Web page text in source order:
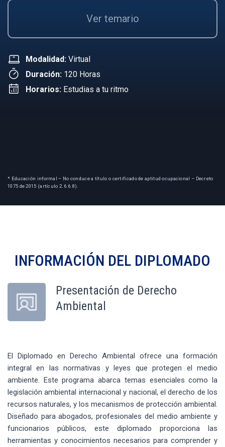
Ver temario
Modalidad: Virtual
Duración: 120 Horas
Horarios: Estudias a tu ritmo
* Educación informal – No conduce a título o certificado de aptitud ocupacional – Decreto
1075 de 2015 (artículo 2.6.6.8).
INFORMACIÓN DEL DIPLOMADO
Presentación de Derecho
Ambiental
El Diplomado en Derecho Ambiental ofrece una formación
integral en las normativas y leyes que protegen el medio
ambiente. Este programa abarca temas esenciales como la
legislación ambiental internacional y nacional, el derecho de los
recursos naturales, y los mecanismos de protección ambiental.
Diseñado para abogados, profesionales del medio ambiente y
funcionarios públicos, este diplomado proporciona las
herramientas y conocimientos necesarios para comprender y